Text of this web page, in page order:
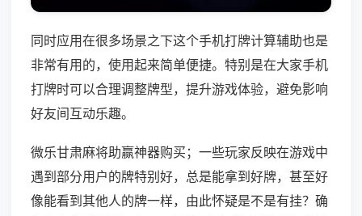
同时应用在很多场景之下这个手机打牌计算辅助也是
非常有用的，使用起来简单便捷。特别是在大家手机
打牌时可以合理调整牌型，提升游戏体验，避免影响
好友间互动乐趣。
微乐甘肃麻将助赢神器购买；一些玩家反映在游戏中
遇到部分用户的牌特别好，总是能拿到好牌，甚至好
像能看到其他人的牌一样，由此怀疑是不是有挂？确